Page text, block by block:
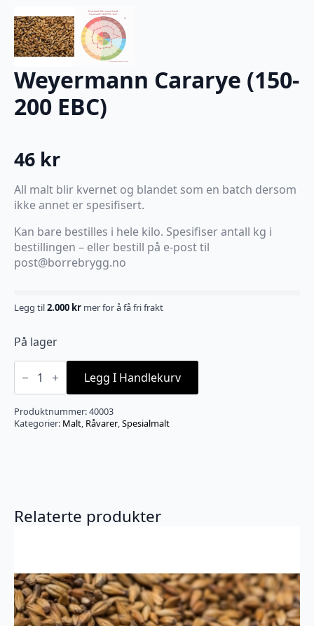
Weyermann Cararye (150-
200 EBC)
46 kr
All malt blir kvernet og blandet som en batch dersom
ikke annet er spesifisert.
Kan bare bestilles i hele kilo. Spesifiser antall kg i
bestillingen – eller bestill på e-post til
post@borrebrygg.no
Legg til2.000 kr mer for å få fri frakt
På lager
Weyermann
Cararye
200
EBC)
antall
Legg I Handlekurv
Produktnummer:40003
Kategorier: Malt, Råvarer,Spesialmalt
Relaterte produkter